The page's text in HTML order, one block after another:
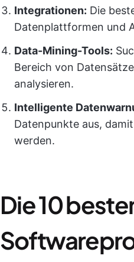
Integrationen: Die
Datenplattformen und
Data-Mining-Tools:
Bereich von
analysieren.
Intelligente
Datenpunkte aus,
werden.
Die 10